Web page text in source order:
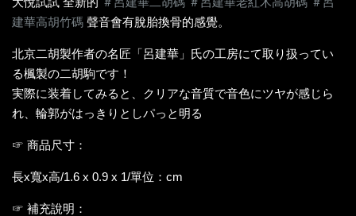
建華高胡竹碼 聲音會有脫胎換骨的感覺。
北京二胡製作者の名匠「呂建華」氏の工房にて取り扱ってい
る楓製の二胡駒です！
実際に装着してみると、クリアな音質で音色にツヤが感じら
れ、輪郭がはっきりとしパっと明る
☞ 商品尺寸：
長x寬x高/1.6 x 0.9 x 1/單位：cm
☞ 補充說明：